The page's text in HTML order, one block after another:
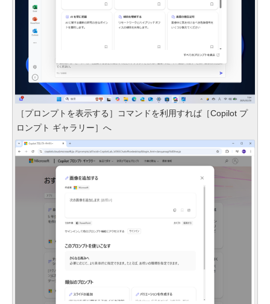
［プロンプトを表示する］コマンドを利用すれば［Copilot プ
ロンプト ギャラリー］へ